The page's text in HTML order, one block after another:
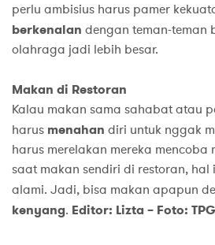
perlu ambisius harus pamer
berkenalan dengan teman-teman
olahraga jadi lebih besar.
Makan di Restoran
Kalau makan sama sahabat atau
harus menahan diri untuk nggak
harus merelakan mereka
saat makan sendiri di restoran,
alami. Jadi, bisa makan apapun
kenyang. Editor: Lizta – Foto: